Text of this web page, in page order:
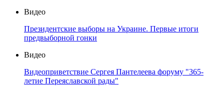
Видео
Президентские выборы на Украине. Первые итоги
предвыборной гонки
Видео
Видеоприветствие Сергея Пантелеева форуму "365-
летие Переяславской рады"